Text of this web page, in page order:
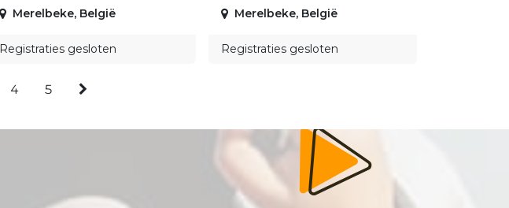
Merelbeke, België
Registraties gesloten
Merelbeke, België
Registraties gesloten
4 5